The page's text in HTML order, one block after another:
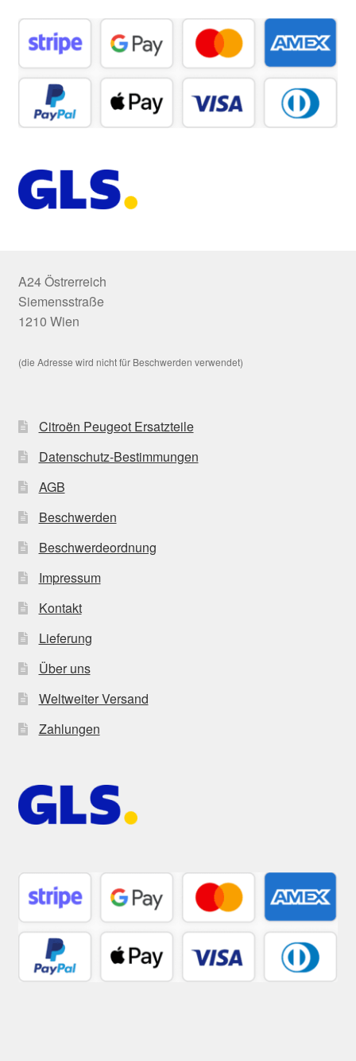
A24 Östrerreich
Siemensstraße
1210 Wien
(die Adresse wird nicht für Beschwerden verwendet)
Citroën Peugeot Ersatzteile
Datenschutz-Bestimmungen
AGB
Beschwerden
Beschwerdeordnung
Impressum
Kontakt
Lieferung
Über uns
Weltweiter Versand
Zahlungen